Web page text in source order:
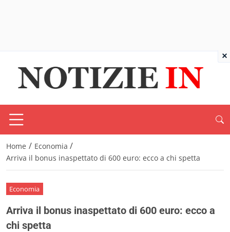
Home / Economia /
Arriva il bonus inaspettato di 600 euro: ecco a chi spetta
Economia
Arriva il bonus inaspettato di 600 euro: ecco a
chi spetta
×